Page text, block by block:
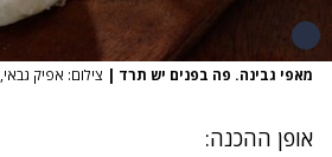
מאפי גבינה. פה בפנים יש תרד | צילום: אפיק גבאי, mako אוכל
אופן ההכנה: